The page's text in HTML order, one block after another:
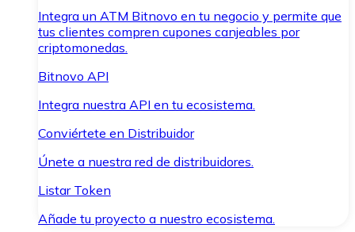
Integra un ATM Bitnovo en tu negocio y permite que
tus clientes compren cupones canjeables por
criptomonedas.
Bitnovo API
Integra nuestra API en tu ecosistema.
Conviértete en Distribuidor
Únete a nuestra red de distribuidores.
Listar Token
Añade tu proyecto a nuestro ecosistema.